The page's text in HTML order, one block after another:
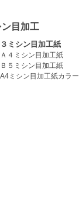
ン目加工
３ミシン目加工紙
Ａ４ミシン目加工紙
Ｂ５ミシン目加工紙
A4ミシン目加工紙カラー